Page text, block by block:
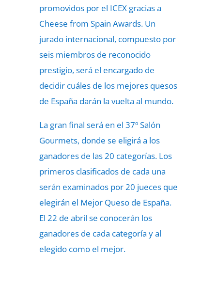
promovidos por el ICEX gracias a
Cheese from Spain Awards. Un
jurado internacional, compuesto por
seis miembros de reconocido
prestigio, será el encargado de
decidir cuáles de los mejores quesos
de España darán la vuelta al mundo.
La gran final será en el 37º Salón
Gourmets, donde se eligirá a los
ganadores de las 20 categorías. Los
primeros clasificados de cada una
serán examinados por 20 jueces que
elegirán el Mejor Queso de España.
El 22 de abril se conocerán los
ganadores de cada categoría y al
elegido como el mejor.